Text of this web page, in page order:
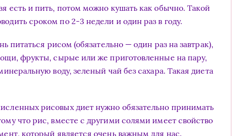
есть и пить, потом можно кушать как обычно. Такой
сроком по 2-3 недели и один раз в году.
питаться рисом (обязательно — один раз на завтрак),
фрукты, сырые или же приготовленные на пару,
воду, зеленый чай без сахара. Такая диета
рисовых диет нужно обязательно принимать
что рис, вместе с другими солями имеет свойство
который является очень важным для нас.